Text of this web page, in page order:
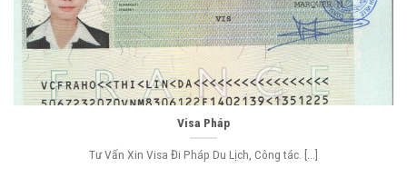
Visa Pháp
Tư Vấn Xin Visa Đi Pháp Du Lịch, Công tác. [...]